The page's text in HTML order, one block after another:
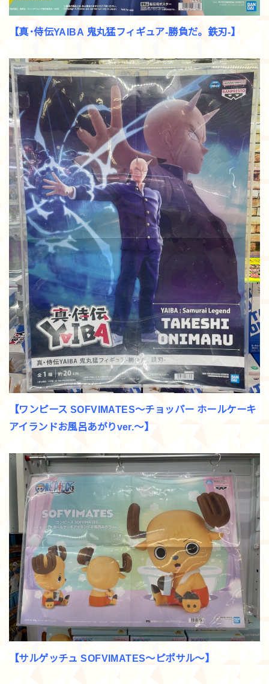
【真･侍伝YAIBA 鬼丸猛フィギュア-勝負だ。鉄刃-】
【ワンピース SOFVIMATES～チョッパー ホールケーキ
アイランドお風呂あがりver.～】
【サルゲッチュ SOFVIMATES～ピポサル～】